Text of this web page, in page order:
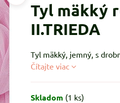
Tyl mäkký
II.TRIEDA
Tyl mäkký, jemný, s
Čítajte viac
Skladom (1 ks)